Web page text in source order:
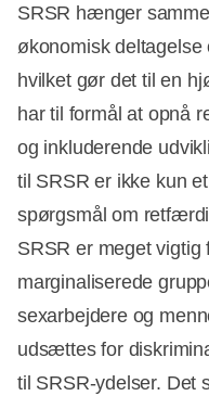
SRSR hænger
økonomisk deltagelse
hvilket gør det til en
har til formål at opnå
og inkluderende
til SRSR er ikke kun
spørgsmål om
SRSR er meget vigtig
marginaliserede
sexarbejdere og
udsættes for
til SRSR-ydelser. Det